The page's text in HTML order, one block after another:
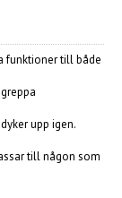
funktioner till både
upp igen.
till någon som